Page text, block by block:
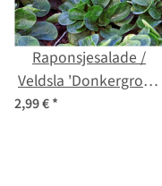
Raponsjesalade /
Veldsla 'Donkergroen
volhard' (Valerianella
2,99 €*